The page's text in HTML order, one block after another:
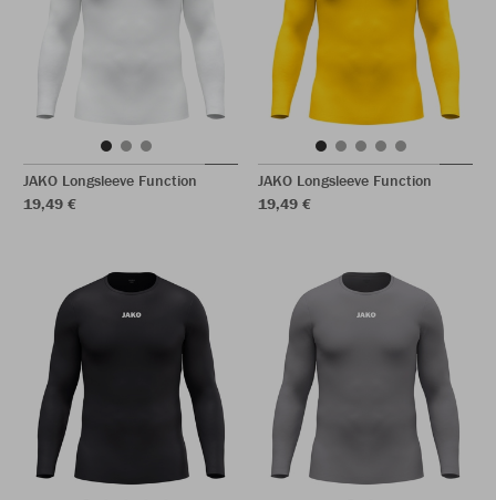
JAKO Longsleeve Function
19,49 €
JAKO Longsleeve Function
19,49 €